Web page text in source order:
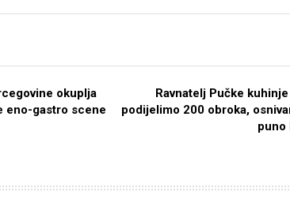
okuplja
eno-gastro scene
Ravnatelj Pučke
podijelimo 200 obroka,
puno